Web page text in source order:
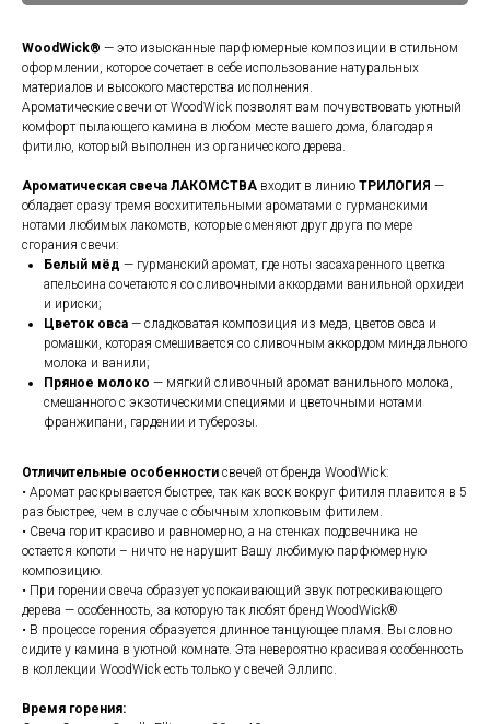
WoodWick® — это изысканные парфюмерные композиции в стильном
оформлении, которое сочетает в себе использование натуральных
материалов и высокого мастерства исполнения.
Ароматические свечи от WoodWick позволят вам почувствовать уютный
комфорт пылающего камина в любом месте вашего дома, благодаря
фитилю, который выполнен из органического дерева.
Ароматическая свеча ЛАКОМСТВА входит в линию ТРИЛОГИЯ —
обладает сразу тремя восхитительными ароматами с гурманскими
нотами любимых лакомств, которые сменяют друг друга по мере
сгорания свечи:
Белый мёд — гурманский аромат, где ноты засахаренного цветка
апельсина сочетаются со сливочными аккордами ванильной орхидеи
и ириски;
Цветок овса — сладковатая композиция из меда, цветов овса и
ромашки, которая смешивается со сливочным аккордом миндального
молока и ванили;
Пряное молоко — мягкий сливочный аромат ванильного молока,
смешанного с экзотическими специями и цветочными нотами
франжипани, гардении и туберозы.
Отличительные особенности свечей отбренда WoodWick:
• Аромат раскрывается быстрее, так как воск вокруг фитиля плавится в 5
раз быстрее, чем в случае с обычным хлопковым фитилем.
• Свеча горит красиво и равномерно, а на стенках подсвечника не
остается копоти – ничто не нарушит Вашу любимую парфюмерную
композицию.
• При горении свеча образует успокаивающий звук потрескивающего
дерева — особенность, за которую так любят бренд WoodWick®
• В процессе горения образуется длинное танцующее пламя. Вы словно
сидите у камина в уютной комнате. Эта невероятно красивая особенность
в коллекции WoodWick есть только у свечей Эллипс.
Время горения: